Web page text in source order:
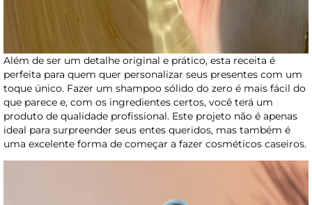
Além de ser um detalhe original e prático, esta receita é
perfeita para quem quer personalizar seus presentes com um
toque único. Fazer um shampoo sólido do zero é mais fácil do
que parece e, com os ingredientes certos, você terá um
produto de qualidade profissional. Este projeto não é apenas
ideal para surpreender seus entes queridos, mas também é
uma excelente forma de começar a fazer cosméticos caseiros.